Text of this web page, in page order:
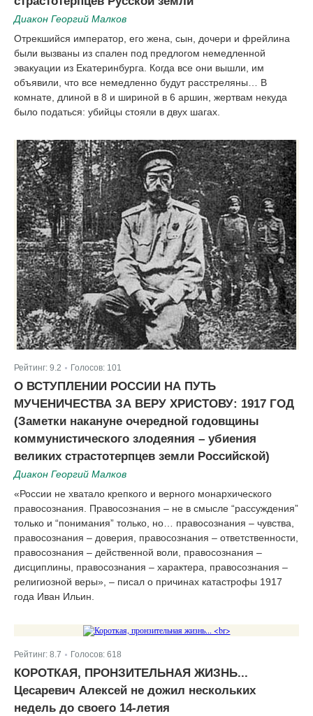
Диакон Георгий Малков
Отрекшийся император, его жена, сын, дочери и фрейлина
были вызваны из спален под предлогом немедленной
эвакуации из Екатеринбурга. Когда все они вышли, им
объявили, что все немедленно будут расстреляны… В
комнате, длиной в 8 и шириной в 6 аршин, жертвам некуда
было податься: убийцы стояли в двух шагах.
Рейтинг: 9.2 Голосов: 101
О ВСТУПЛЕНИИ РОССИИ НА ПУТЬ
МУЧЕНИЧЕСТВА ЗА ВЕРУ ХРИСТОВУ: 1917 ГОД
(Заметки накануне очередной годовщины
коммунистического злодеяния – убиения
великих страстотерпцев земли Российской)
Диакон Георгий Малков
«России не хватало крепкого и верного монархического
правосознания. Правосознания – не в смысле “рассуждения”
только и “понимания” только, но… правосознания – чувства,
правосознания – доверия, правосознания – ответственности,
правосознания – действенной воли, правосознания –
дисциплины, правосознания – характера, правосознания –
религиозной веры», – писал о причинах катастрофы 1917
года Иван Ильин.
Рейтинг: 8.7 Голосов: 618
КОРОТКАЯ, ПРОНЗИТЕЛЬНАЯ ЖИЗНЬ...
Цесаревич Алексей не дожил нескольких
недель до своего 14-летия